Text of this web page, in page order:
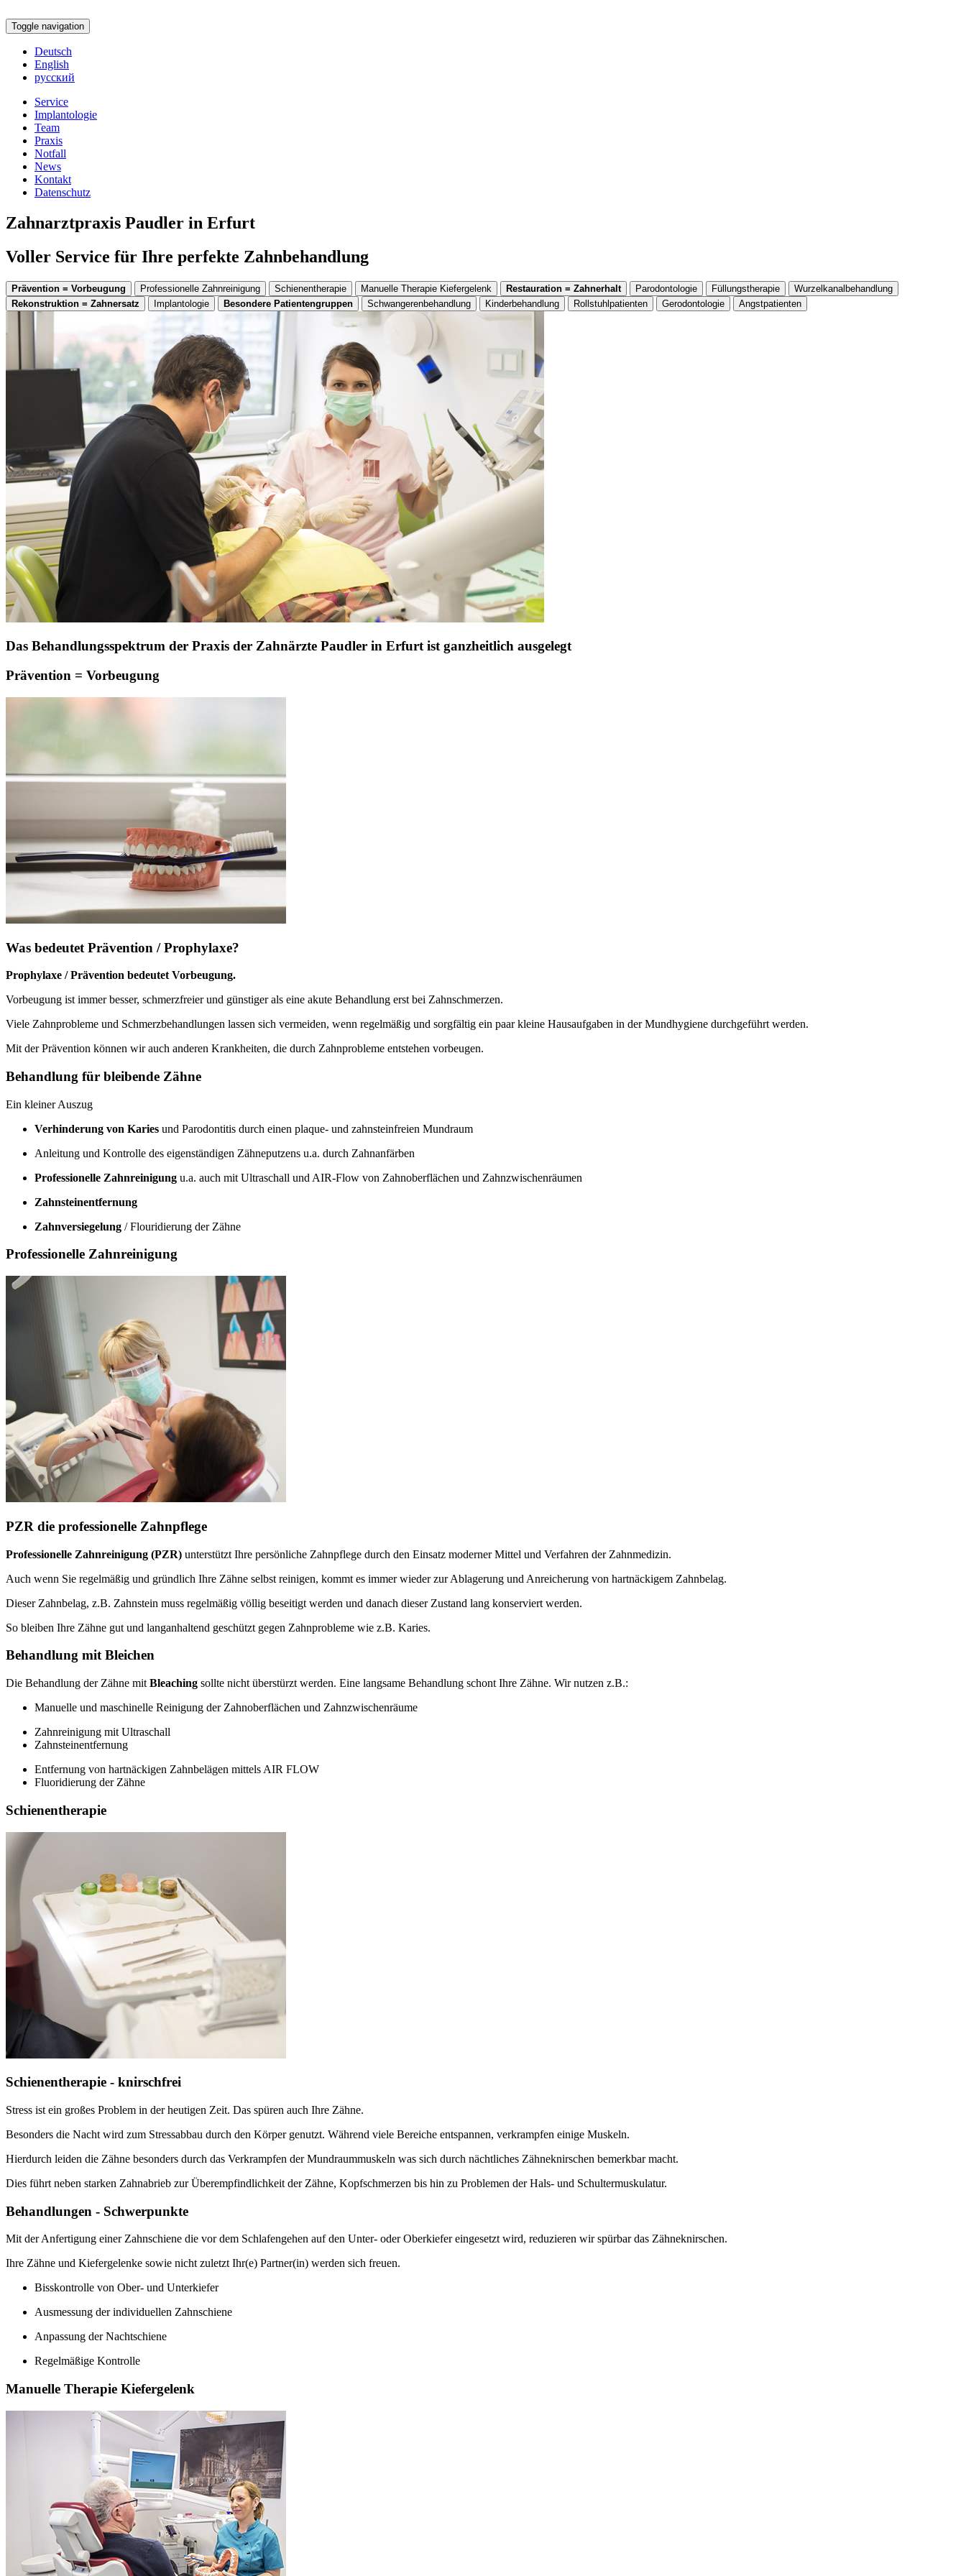
Toggle navigation
Deutsch
English
русский
Service
Implantologie
Team
Praxis
Notfall
News
Kontakt
Datenschutz
Zahnarztpraxis Paudler in Erfurt
Voller Service für Ihre perfekte Zahnbehandlung
Prävention = Vorbeugung Professionelle Zahnreinigung Schienentherapie Manuelle Therapie Kiefergelenk Restauration = Zahnerhalt Parodontologie Füllungstherapie
Wurzelkanalbehandlung
Rekonstruktion = Zahnersatz
Implantologie Besondere Patientengruppen Schwangerenbehandlung Kinderbehandlung Rollstuhlpatienten Gerodontologie Angstpatienten
Das Behandlungsspektrum der Praxis der Zahnärzte Paudler in Erfurt ist ganzheitlich ausgelegt
Prävention = Vorbeugung
Was bedeutet Prävention / Prophylaxe?
Prophylaxe / Prävention bedeutet Vorbeugung.
Vorbeugung ist immer besser, schmerzfreier und günstiger als eine akute Behandlung erst bei Zahnschmerzen.
Viele Zahnprobleme und Schmerzbehandlungen lassen sich vermeiden, wenn regelmäßig und sorgfältig ein paar kleine Hausaufgaben in der Mundhygiene durchgeführt werden.
Mit der Prävention können wir auch anderen Krankheiten, die durch Zahnprobleme entstehen vorbeugen.
Behandlung für bleibende Zähne
Ein kleiner Auszug
Verhinderung von Karies und Parodontitis durch einen plaque- und zahnsteinfreien Mundraum
Anleitung und Kontrolle des eigenständigen Zähneputzens u.a. durch Zahnanfärben
Professionelle Zahnreinigung u.a. auch mit Ultraschall und AIR-Flow von Zahnoberflächen und Zahnzwischenräumen
Zahnsteinentfernung
Zahnversiegelung / Flouridierung der Zähne
Professionelle Zahnreinigung
PZR die professionelle Zahnpflege
Professionelle Zahnreinigung (PZR) unterstützt Ihre persönliche Zahnpflege durch den Einsatz moderner Mittel und Verfahren der Zahnmedizin.
Auch wenn Sie regelmäßig und gründlich Ihre Zähne selbst reinigen, kommt es immer wieder zur Ablagerung und Anreicherung von hartnäckigem Zahnbelag.
Dieser Zahnbelag, z.B. Zahnstein muss regelmäßig völlig beseitigt werden und danach dieser Zustand lang konserviert werden.
So bleiben Ihre Zähne gut und langanhaltend geschützt gegen Zahnprobleme wie z.B. Karies.
Behandlung mit Bleichen
Die Behandlung der Zähne mit Bleaching sollte nicht überstürzt werden. Eine langsame Behandlung schont Ihre Zähne. Wir nutzen z.B.:
Manuelle und maschinelle Reinigung der Zahnoberflächen und Zahnzwischenräume
Zahnreinigung mit Ultraschall
Zahnsteinentfernung
Entfernung von hartnäckigen Zahnbelägen mittels AIR FLOW
Fluoridierung der Zähne
Schienentherapie
Schienentherapie - knirschfrei
Stress ist ein großes Problem in der heutigen Zeit. Das spüren auch Ihre Zähne.
Besonders die Nacht wird zum Stressabbau durch den Körper genutzt. Während viele Bereiche entspannen, verkrampfen einige Muskeln.
Hierdurch leiden die Zähne besonders durch das Verkrampfen der Mundraummuskeln was sich durch nächtliches Zähneknirschen bemerkbar macht.
Dies führt neben starken Zahnabrieb zur Überempfindlichkeit der Zähne, Kopfschmerzen bis hin zu Problemen der Hals- und Schultermuskulatur.
Behandlungen - Schwerpunkte
Mit der Anfertigung einer Zahnschiene die vor dem Schlafengehen auf den Unter- oder Oberkiefer eingesetzt wird, reduzieren wir spürbar das Zähneknirschen.
Ihre Zähne und Kiefergelenke sowie nicht zuletzt Ihr(e) Partner(in) werden sich freuen.
Bisskontrolle von Ober- und Unterkiefer
Ausmessung der individuellen Zahnschiene
Anpassung der Nachtschiene
Regelmäßige Kontrolle
Manuelle Therapie Kiefergelenk